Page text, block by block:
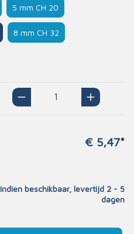
5 mm CH 20
8 mm CH 32
€ 5,47*
Indien beschikbaar, levertijd 2 - 5
dagen